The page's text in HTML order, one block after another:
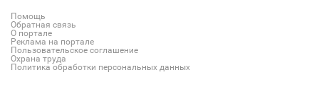
Помощь
Обратная связь
О портале
Реклама на портале
Пользовательское соглашение
Охрана труда
Политика обработки персональных данных